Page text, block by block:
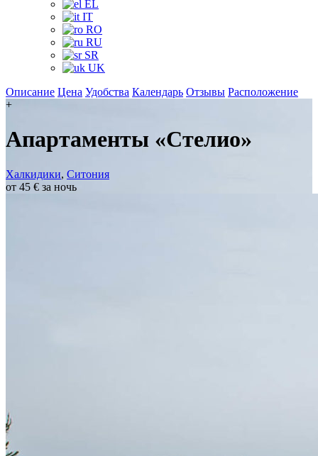
EL
IT
RO
RU
SR
UK
Описание Цена Удобства Календарь Отзывы Расположение
+
Апартаменты «Стелио»
Халкидики, Ситония
от 45 € за ночь